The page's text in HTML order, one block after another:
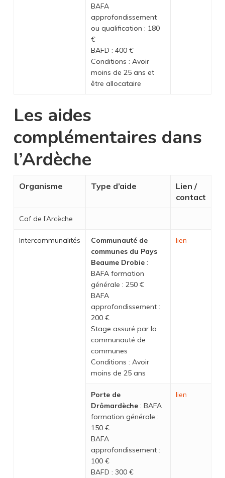
BAFA
approfondissement
ou qualification : 180
€
BAFD : 400 €
Conditions : Avoir
moins de 25 ans et
être allocataire
Les aides
complémentaires dans
l’Ardèche
Organisme Type d’aide
Lien /
contact
Caf de l’Arcèche
Intercommunalités
Communauté de
communes du Pays
Beaume Drobie:
BAFA formation
générale : 250 €
BAFA
approfondissement :
200 €
Stage assuré par la
communauté de
communes
Conditions : Avoir
moins de 25 ans
lien
Porte de
Drômardèche: BAFA
formation générale :
150 €
BAFA
approfondissement :
100 €
BAFD : 300 €
lien